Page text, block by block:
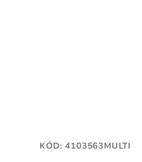
KÓD:4103563MULTI